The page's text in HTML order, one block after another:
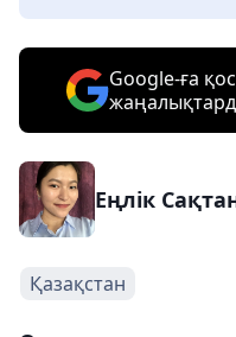
Google-ға
Еңлік
Қазақстан